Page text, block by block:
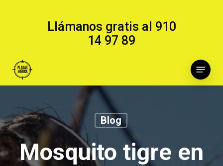
Llámanos gratis al 910
14 97 89
Menu
Blog
Mosquito tigre en